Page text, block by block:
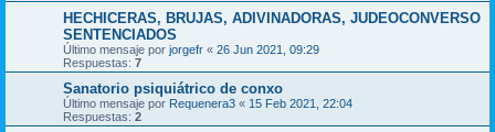
HECHICERAS, BRUJAS, ADIVINADORAS, JUDEOCONVERSO
SENTENCIADOS
Último mensaje por jorgefr « 26 Jun 2021, 09:29
Respuestas: 7
Sanatorio psiquiátrico de conxo
Último mensaje por Requenera3 « 15 Feb 2021, 22:04
Respuestas: 2